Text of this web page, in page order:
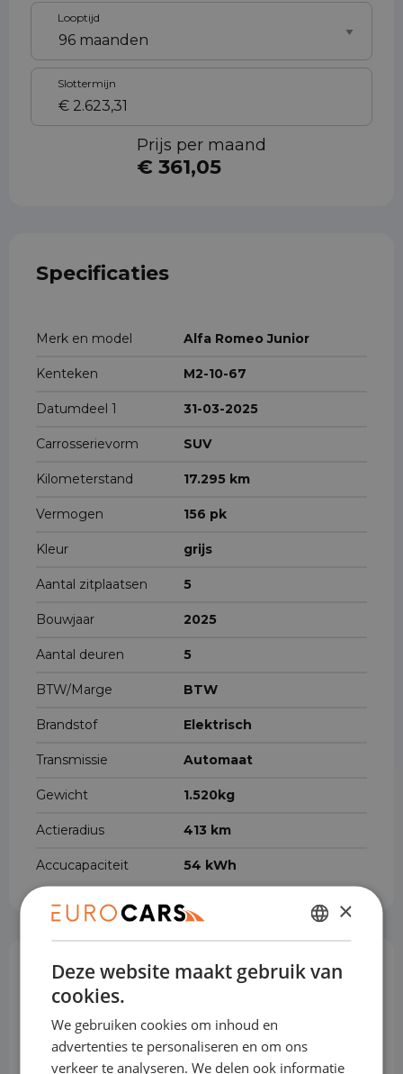
Looptijd
Slottermijn
Prijs per maand
€ 361,05
Specificaties
Merk en model Alfa Romeo Junior
Kenteken M2-10-67
Datumdeel 1 31-03-2025
Carrosserievorm SUV
Kilometerstand 17.295 km
Vermogen 156 pk
Kleur grijs
Aantal zitplaatsen 5
Bouwjaar 2025
Aantal deuren 5
BTW/Marge BTW
Brandstof Elektrisch
Transmissie Automaat
Gewicht 1.520kg
Actieradius 413 km
Accucapaciteit 54 kWh
Opties & Toebehoren (37)
Achterbank in delen neerklapbaar
DUTCH
ENGLISH
×
Deze website maakt gebruik van
cookies.
We gebruiken cookies om inhoud en
advertenties te personaliseren en om ons
verkeer te analyseren. We delen ook informatie